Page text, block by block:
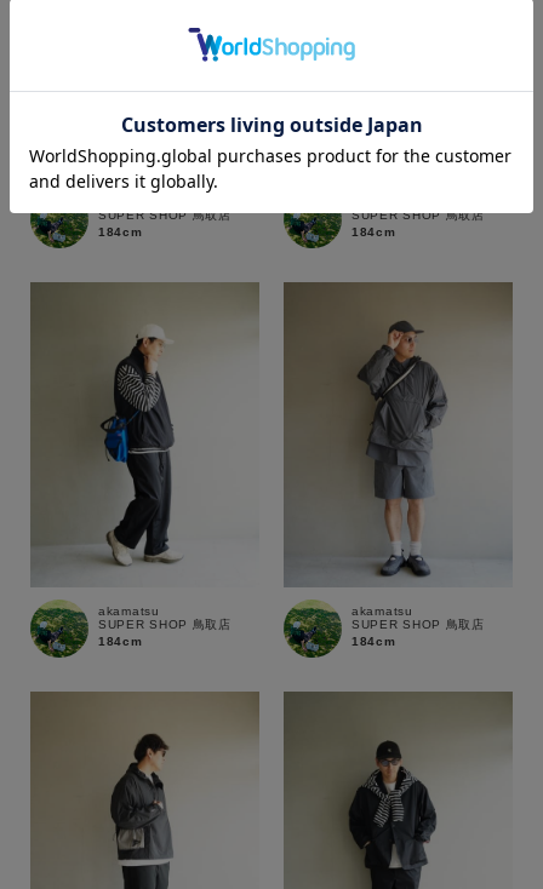
価格
通常商品 予約商品
セール価格 WEB限定
在庫あり 在庫なし含む
SUPER SHOP 鳥取店
184cm
SUPER SHOP 鳥取店
184cm
akamatsu
SUPER SHOP 鳥取店
184cm
akamatsu
SUPER SHOP 鳥取店
184cm